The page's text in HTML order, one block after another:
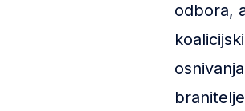
odbora,